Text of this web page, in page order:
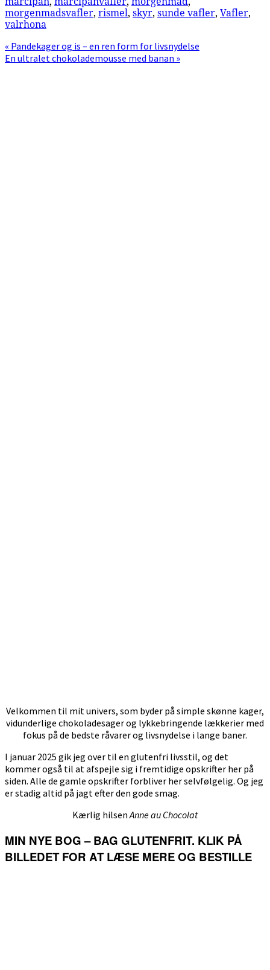
morgenmadsvafler, rismel, skyr, sunde vafler, Vafler,
valrhona
Previous
Post:
« Pandekager og is – en ren form for livsnydelse
Next
En ultralet chokolademousse med banan »
Velkommen til mit univers, som byder på simple skønne kager,
vidunderlige chokoladesager og lykkebringende lækkerier med
fokus på de bedste råvarer og livsnydelse i lange baner.
I januar 2025 gik jeg over til en glutenfri livsstil, og det
kommer også til at afspejle sig i fremtidige opskrifter her på
siden. Alle de gamle opskrifter forbliver her selvfølgelig. Og jeg
er stadig altid på jagt efter den gode smag.
Kærlig hilsenAnne au Chocolat
MIN NYE BOG – BAG GLUTENFRIT. KLIK PÅ
BILLEDET FOR AT LÆSE MERE OG BESTILLE